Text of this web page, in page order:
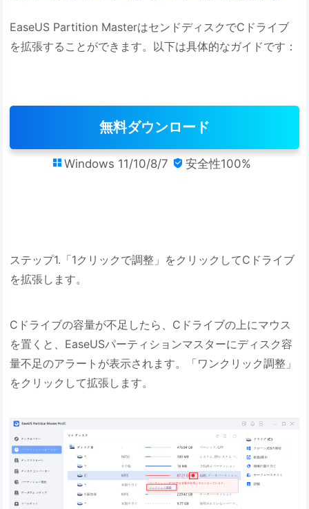
EaseUS Partition MasterはセンドディスクでCドライブ
を拡張することができます。以下は具体的なガイドです：
無料ダウンロード
 Windows 11/10/8/7  安全性100%
ステップ1.「1クリックで調整」をクリックしてCドライブ
を拡張します。
Cドライブの容量が不足したら、Cドライブの上にマウス
を置くと、EaseUSパーティションマスターにディスク容
量不足のアラートが表示されます。「ワンクリック調整」
をクリックして拡張します。